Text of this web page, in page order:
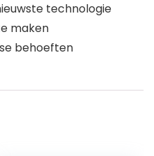
technologie
maken
behoeften